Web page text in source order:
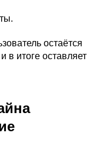
остаётся
в итоге оставляет